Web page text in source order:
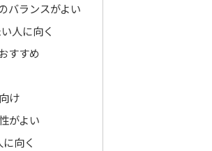
バランスがよい
人に向く
すすめ
け
がよい
向く